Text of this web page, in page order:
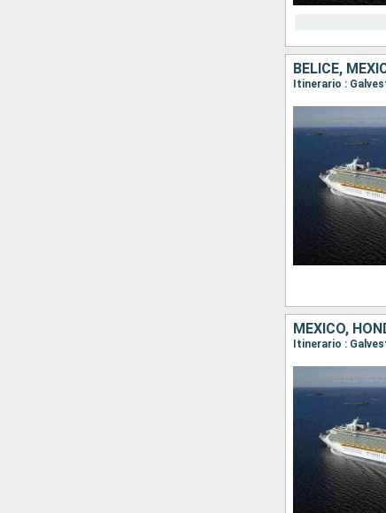
BELICE,
Itinerario :
MÉXICO,
Itinerario :